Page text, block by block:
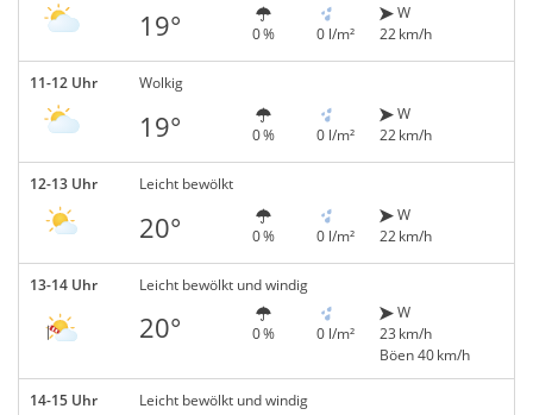
19° 0 % 0 l/m²
W
22 km/h
11-12 Uhr Wolkig
19° 0 % 0 l/m²
W
22 km/h
12-13 Uhr Leicht bewölkt
20° 0 % 0 l/m²
W
22 km/h
13-14 Uhr Leicht bewölkt und windig
20° 0 % 0 l/m²
W
23 km/h
Böen 40 km/h
14-15 Uhr Leicht bewölkt und windig